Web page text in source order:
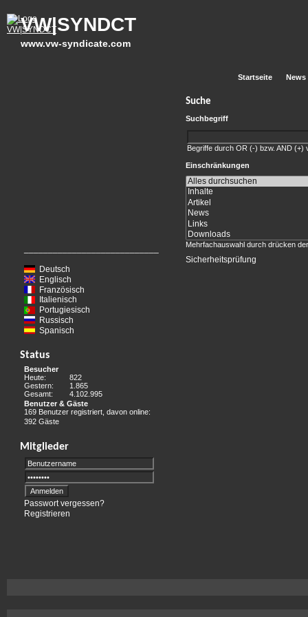
VW|SYNDCT
www.vw-syndicate.com
Startseite News
Deutsch
Englisch
Französisch
Italienisch
Portugiesisch
Russisch
Spanisch
Status
Besucher
Heute:
822
Gestern:
1.865
Gesamt:
4.102.995
Benutzer & Gäste
169 Benutzer registriert, davon online:
392 Gäste
Mitglieder
Passwort vergessen?
Registrieren
Suche
Suchbegriff
Begriffe durch OR (-) bzw. AND (+)
Einschränkungen
Mehrfachauswahl durch drücken
Sicherheitsprüfung